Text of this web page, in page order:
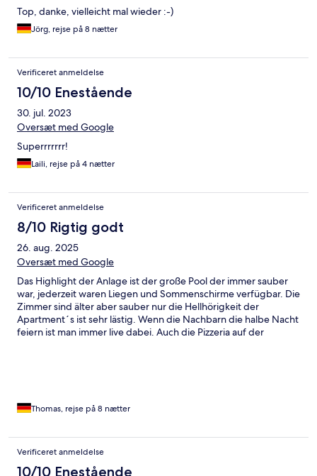
Top, danke, vielleicht mal wieder :-)
Jörg, rejse på 8 nætter
Verificeret anmeldelse
10/10 Enestående
30. jul. 2023
Oversæt med Google
Superrrrrrr!
Laili, rejse på 4 nætter
Verificeret anmeldelse
8/10 Rigtig godt
26. aug. 2025
Oversæt med Google
Das Highlight der Anlage ist der große Pool der immer sauber
war, jederzeit waren Liegen und Sommenschirme verfügbar. Die
Zimmer sind älter aber sauber nur die Hellhörigkeit der
Apartment´s ist sehr lästig. Wenn die Nachbarn die halbe Nacht
feiern ist man immer live dabei. Auch die Pizzeria auf der
Thomas, rejse på 8 nætter
Verificeret anmeldelse
10/10 Enestående